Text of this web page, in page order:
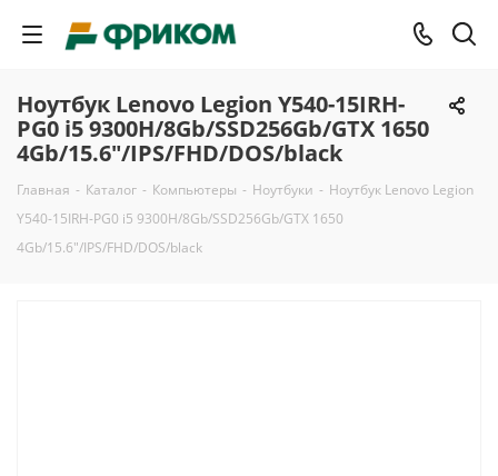
Ноутбук Lenovo Legion Y540-15IRH-
PG0 i5 9300H/8Gb/SSD256Gb/GTX 1650
4Gb/15.6"/IPS/FHD/DOS/black
Главная - Каталог - Компьютеры - Ноутбуки - Ноутбук Lenovo Legion
Y540-15IRH-PG0 i5 9300H/8Gb/SSD256Gb/GTX 1650
4Gb/15.6"/IPS/FHD/DOS/black